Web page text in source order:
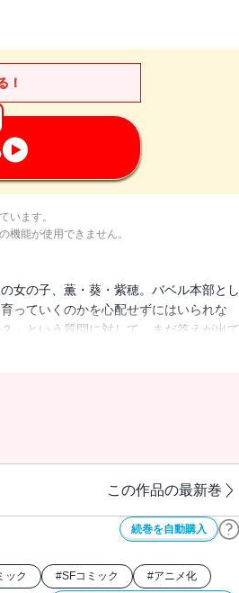
！
います。
機能が使用できません。
女の子、薫・葵・紫穂。バベル本部とし
っていくのかを心配せずにはいられな
」という質問に対して、まだ答えが出て
この作品の最新巻
続巻を自動購入
ック #SFコミック #アニメ化